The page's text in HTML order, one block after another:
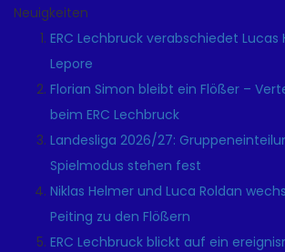
Neuigkeiten
ERC Lechbruck verabschiedet Lucas
Lepore
Florian Simon bleibt ein Flößer –
beim ERC Lechbruck
Landesliga 2026/27:
Spielmodus stehen fest
Niklas Helmer und Luca Roldan
Peiting zu den Flößern
ERC Lechbruck blickt auf ein